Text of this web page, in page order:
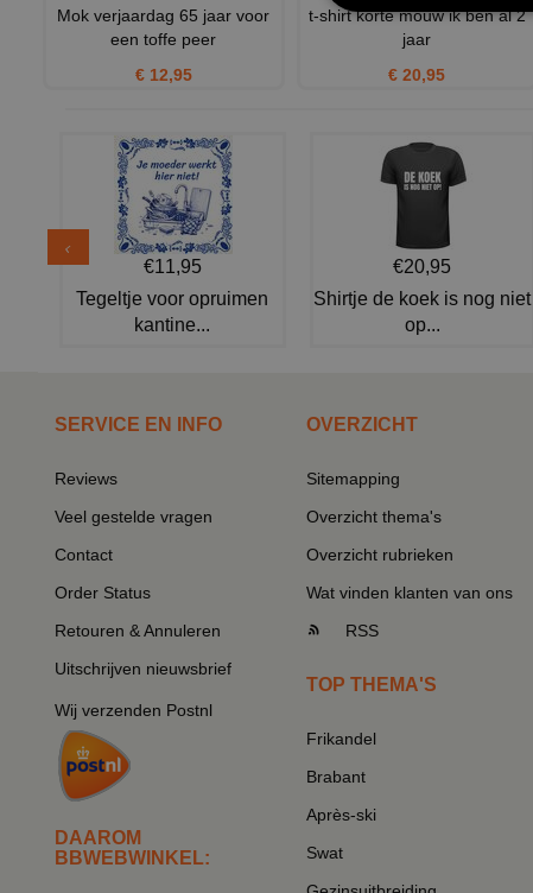
Mok verjaardag 65 jaar voor
een toffe peer
€ 12,95
t-shirt korte mouw ik ben al 2
jaar
€ 20,95
€11,95
Tegeltje voor opruimen
kantine...
€20,95
Shirtje de koek is nog niet
op...
SERVICE EN INFO
Reviews
Veel gestelde vragen
Contact
Order Status
Retouren & Annuleren
Uitschrijven nieuwsbrief
Wij verzenden Postnl
DAAROM
BBWEBWINKEL:
OVERZICHT
Sitemapping
Overzicht thema's
Overzicht rubrieken
Wat vinden klanten van ons
RSS
TOP THEMA'S
Frikandel
Brabant
Après-ski
Swat